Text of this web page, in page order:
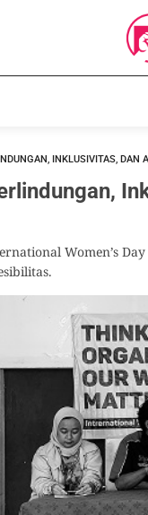
INKLUSIVITAS, DAN
Women’s